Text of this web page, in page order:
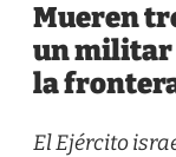
Mueren
un militar
la
El Ejército